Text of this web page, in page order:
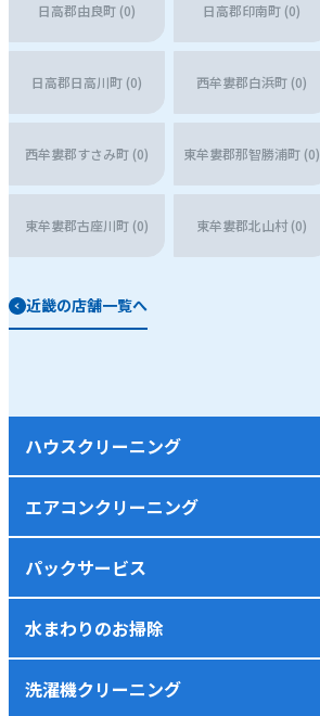
日高郡由良町 (0) 日高郡印南町 (0)
日高郡日高川町 (0) 西牟婁郡白浜町 (0)
西牟婁郡すさみ町 (0) 東牟婁郡那智勝浦町 (0)
東牟婁郡古座川町 (0) 東牟婁郡北山村 (0)
近畿の店舗一覧へ
ハウスクリーニング
エアコンクリーニング
パックサービス
水まわりのお掃除
洗濯機クリーニング